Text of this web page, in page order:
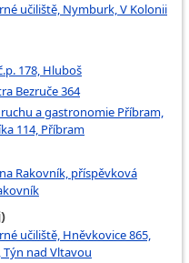
učiliště, Nymburk, V Kolonii
178, Hluboš
Bezruče 364
a gastronomie Příbram,
114, Příbram
Rakovník, příspěvková
učiliště, Hněvkovice 865,
nad Vltavou